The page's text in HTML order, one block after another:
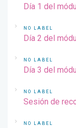
Día 1 del
NO LABEL
Día 2 del
NO LABEL
Día 3 del
NO LABEL
Sesión de
NO LABEL